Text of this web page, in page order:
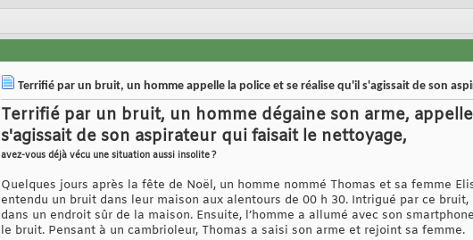
Terrifié par un bruit, un homme appelle la police et se réalise qu'il s'agissait de son
Terrifié par un bruit, un homme dégaine son arme,
s'agissait de son aspirateur qui faisait le nettoyage,
avez-vous déjà vécu une situation aussi insolite ?
Quelques jours après la fête de Noël, un homme nommé Thomas et sa femme
entendu un bruit dans leur maison aux alentours de 00 h 30. Intrigué par ce
dans un endroit sûr de la maison. Ensuite, l’homme a allumé avec son
le bruit. Pensant à un cambrioleur, Thomas a saisi son arme et rejoint sa femme.